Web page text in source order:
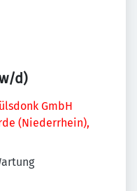
d)
GmbH
(Niederrhein),